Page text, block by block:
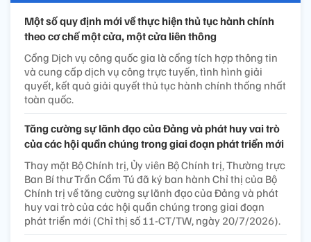
Một số quy định mới về thực hiện thủ tục hành chính
theo cơ chế một cửa, một cửa liên thông
Cổng Dịch vụ công quốc gia là cổng tích hợp thông tin
và cung cấp dịch vụ công trực tuyến, tình hình giải
quyết, kết quả giải quyết thủ tục hành chính thống nhất
toàn quốc.
Tăng cường sự lãnh đạo của Đảng và phát huy vai trò
của các hội quần chúng trong giai đoạn phát triển mới
Thay mặt Bộ Chính trị, Ủy viên Bộ Chính trị, Thường trực
Ban Bí thư Trần Cẩm Tú đã ký ban hành Chỉ thị của Bộ
Chính trị về tăng cường sự lãnh đạo của Đảng và phát
huy vai trò của các hội quần chúng trong giai đoạn
phát triển mới (Chỉ thị số 11-CT/TW, ngày 20/7/2026).